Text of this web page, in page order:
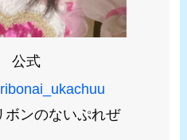
公式
ンのないぷれぜ